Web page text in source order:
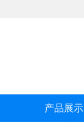
产品展示